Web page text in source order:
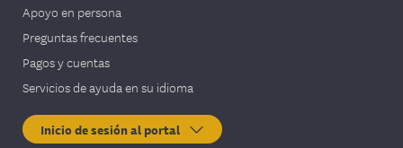
Apoyo en persona
Preguntas frecuentes
Pagos y cuentas
Servicios de ayuda en su idioma
Inicio de sesión al portal